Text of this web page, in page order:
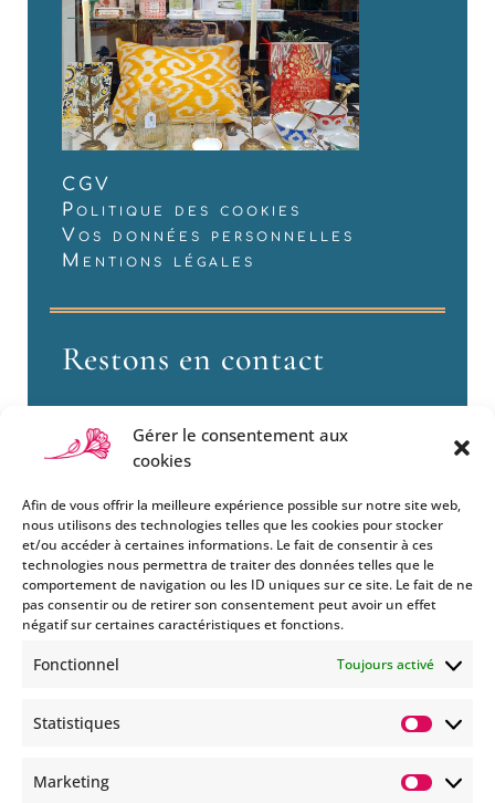
Gérer le consentement aux
cookies
Afin de vous offrir la meilleure expérience possible sur notre site web,
nous utilisons des technologies telles que les cookies pour stocker
et/ou accéder à certaines informations. Le fait de consentir à ces
technologies nous permettra de traiter des données telles que le
comportement de navigation ou les ID uniques sur ce site. Le fait de ne
pas consentir ou de retirer son consentement peut avoir un effet
négatif sur certaines caractéristiques et fonctions.
Fonctionnel Toujours activé
Statistiques
Marketing
CGV
Politique des cookies
Vos données personnelles
Mentions légales
Restons en contact
Si vous souhaitez être informés
des nouveautés et évènements
que nous organisons
abonnez-vous à notre
de nos MMS.
En savoir plus